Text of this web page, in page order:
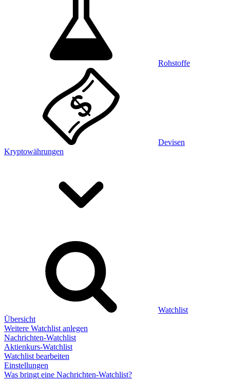
Rohstoffe
Devisen
Kryptowährungen
Watchlist
Übersicht
Weitere Watchlist anlegen
Nachrichten-Watchlist
Aktienkurs-Watchlist
Watchlist bearbeiten
Einstellungen
Was bringt eine Nachrichten-Watchlist?